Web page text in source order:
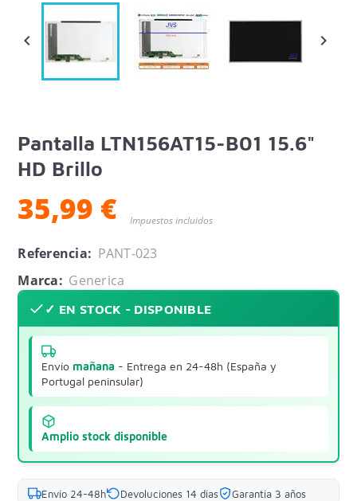
 
Pantalla LTN156AT15-B01 15.6"
HD Brillo
35,99 € Impuestos incluidos
Referencia: PANT-023
Marca: Generica
✓ EN STOCK - DISPONIBLE
Envío mañana - Entrega en 24-48h (España y
Portugal peninsular)
Amplio stock disponible
Envío 24-48h Devoluciones 14 días Garantía 3 años